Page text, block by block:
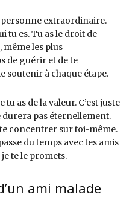
personne extraordinaire.
tu es. Tu as le droit de
même les plus
de guérir et de te
soutenir à chaque étape.
tu as de la valeur. C’est juste
durera pas éternellement.
concentrer sur toi-même.
du temps avec tes amis
te le promets.
ami malade